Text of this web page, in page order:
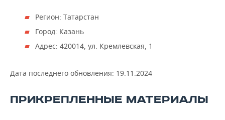
Регион: Татарстан
Город: Казань
Адрес: 420014, ул. Кремлевская, 1
Дата последнего обновления: 19.11.2024
ПРИКРЕПЛЕННЫЕ МАТЕРИАЛЫ